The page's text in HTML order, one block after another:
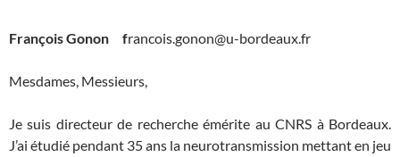
François Gonon francois.gonon@u-bordeaux.fr
Mesdames, Messieurs,
Je suis directeur de recherche émérite au CNRS à Bordeaux.
J’ai étudié pendant 35 ans la neurotransmission mettant en jeu